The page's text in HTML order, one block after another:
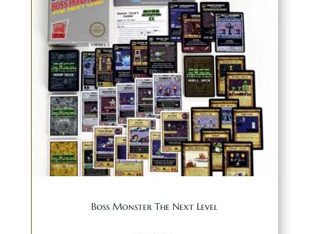
Boss Monster The Next Level